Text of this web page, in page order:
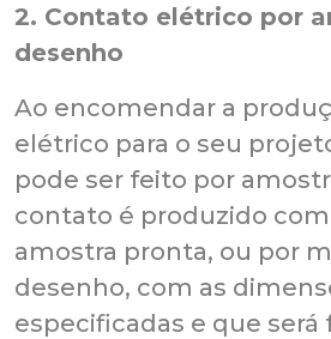
2. Contato elétrico por
desenho
Ao encomendar a
elétrico para o seu
pode ser feito por
contato é produzido
amostra pronta, ou por
desenho, com as
especificadas e que será